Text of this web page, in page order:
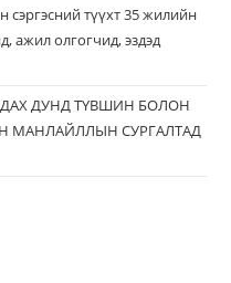
түүхт 35 жилийн
ажил олгогчид, эздэд
ДУНД ТҮВШИН БОЛОН
МАНЛАЙЛЛЫН СУРГАЛТАД